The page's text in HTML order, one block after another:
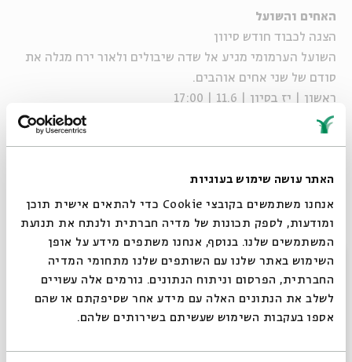
האתר עושה שימוש בעוגיות
אנחנו משתמשים בקובצי Cookie כדי להתאים אישית תוכן
ומודעות, לספק תכונות של מדיה חברתית ולנתח את תנועת
המשתמשים שלנו. בנוסף, אנחנו משתפים מידע על אופן
השימוש באתר שלנו עם השותפים שלנו מתחומי המדיה
החברתית, הפרסום וניתוח הנתונים. גורמים אלה עשויים
לשלב את הנתונים האלה עם מידע אחר שסיפקתם או שהם
אספו בעקבות השימוש שעשיתם בשירותים שלהם.
האחים והשועל
הצגה לכבוד חודש סיוון
השועל הערמומי מגיע אל שדה שיבולים ולאור ירח מגלה את
סודם של שני אחים אוהבים.
ראשון | יז בסיון | 11.6 | 17:00
שני | יח בסיוון | 12.6 | 17:00
הוספה ליומן הרשמה לאירועים דומים
תגיות: ילדים אגדות הלבנה (הצגה) הצגה לילדים הצגות ילדים
הצגה לילדים בירושלים בין הורים לילדים
סגור